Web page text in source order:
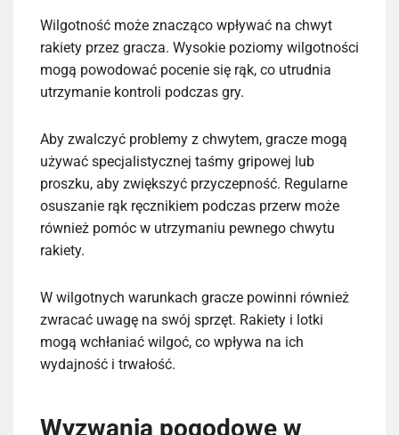
Wilgotność może znacząco wpływać na chwyt
rakiety przez gracza. Wysokie poziomy wilgotności
mogą powodować pocenie się rąk, co utrudnia
utrzymanie kontroli podczas gry.
Aby zwalczyć problemy z chwytem, gracze mogą
używać specjalistycznej taśmy gripowej lub
proszku, aby zwiększyć przyczepność. Regularne
osuszanie rąk ręcznikiem podczas przerw może
również pomóc w utrzymaniu pewnego chwytu
rakiety.
W wilgotnych warunkach gracze powinni również
zwracać uwagę na swój sprzęt. Rakiety i lotki
mogą wchłaniać wilgoć, co wpływa na ich
wydajność i trwałość.
Wyzwania pogodowe w